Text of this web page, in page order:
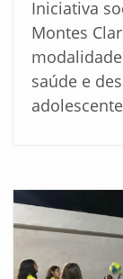
Iniciativa
Montes
saúde e